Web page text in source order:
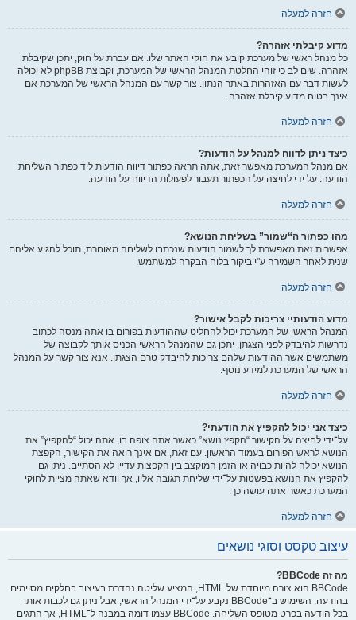
חזרה למעלה
מדוע קיבלתי אזהרה?
כל מנהל ראשי של מערכת קובע את חוקי האתר שלו. אם עברת על חוק, יתכן שקיבלת
אזהרה. שים לב כי זוהי החלטת המנהל הראשי של המערכת, וקבוצת phpBB לא יכולה
לעשות דבר עם האזהרות באתר הנתון. צור קשר עם המנהל הראשי של המערכת אם
אינך בטוח מדוע קיבלת אזהרה.
חזרה למעלה
כיצד ניתן לדווח למנהל על הודעות?
אם מנהל המערכת מאפשר זאת, אתה תראה כפתור דיווח הודעות ליד כפתור השליחת
הודעה. על ידי לחיצה על הכפתור תעבור לפעולות הדיווח על הודעה.
חזרה למעלה
מהו כפתור ה“שמור” בשליחת הנושא?
אפשרות זאת מאפשרת לך לשמור הודעות שנכתבו לשליחה מאוחרת, תוכל להגיע אליהם
שנית לאחר השמירה ע"י ביקור בלוח הבקרה למשתמש.
חזרה למעלה
מדוע הודעותיי צריכות לקבל אישור?
המנהל הראשי של המערכת יכול להחליט שההודעות בפורום בו אתה מנסה לכתוב
נדרשות להיבדק לפני הצגתן. יתכן גם שהמנהל הראשי הכניס אותך לקבוצה של
משתמשים אשר ההודעות שלהם צריכות להיבדק טרם הצגתן. אנא צור קשר על המנהל
הראשי של המערכת למידע נוסף.
חזרה למעלה
כיצד אני יכול להקפיץ את הודעתי?
על־ידי לחיצה על הקישור “הקפץ נושא” כאשר אתה צופה בו, אתה יכול “להקפיץ” את
הנושא לראש הפורום בעמוד הראשון. עם זאת, אם אינך רואה את הקישור, הקפצת
הנושא יכולה להיות כבויה או הזמן המוקצב בין הקפצות עדיין לא הסתיים. ניתן גם
להקפיץ את הנושא בפשטות על־ידי שליחת תגובה אליו, אך וודא שאתה מציית לחוקי
המערכת כאשר אתה עושה כך.
חזרה למעלה
עיצוב טקסט וסוגי נושאים
מה זה BBCode?
BBCode הוא צורה מיוחדת של HTML, המציע שליטה נהדרת בעיצוב בחלקים מסוימים
בהודעה. השימוש ב־BBCode נקבע על־ידי המנהל הראשי, אבל ניתן גם לכבות אותו
בכל הודעה בפרט מטופס השליחה. BBCode עצמו דומה במבנה ל־HTML, אך התגים